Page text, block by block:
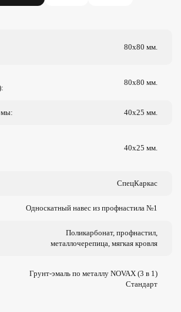
80х80 мм.
80х80 мм.
40х25 мм.
40х25 мм.
СпецКаркас
Односкатный навес из профнастила №1
Поликарбонат, профнастил,
металлочерепица, мягкая кровля
Грунт-эмаль по металлу NOVAX (3 в 1)
Стандарт